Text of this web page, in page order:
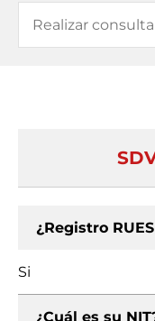
¿Registro
Si
¿Cuál es su